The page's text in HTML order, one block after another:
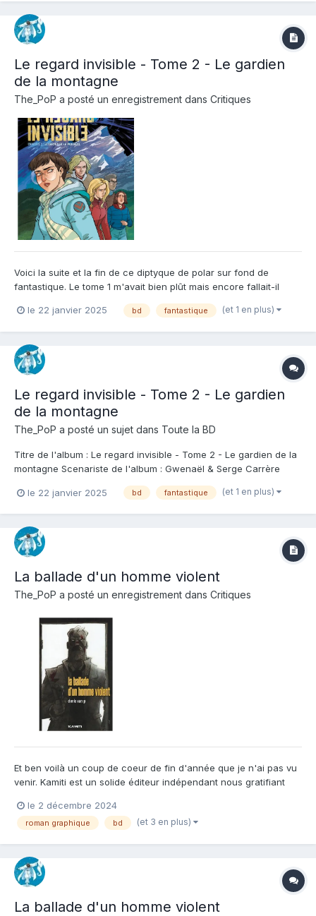
Le regard invisible - Tome 2 - Le gardien
de la montagne
The_PoP a posté un enregistrement dans Critiques
Voici la suite et la fin de ce diptyque de polar sur fond de
fantastique. Le tome 1 m'avait bien plût mais encore fallait-il
de suspens, c'est réussi, l'ambiance entre le petit village de
le 22 janvier 2025 bd fantastique (et 1 en plus)
Le regard invisible - Tome 2 - Le gardien
de la montagne
The_PoP a posté un sujet dans Toute la BD
Titre de l'album : Le regard invisible - Tome 2 - Le gardien de la
montagne Scenariste de l'album : Gwenaël & Serge Carrère
Editeur de l'album : Soleil Note : Résumé de l'album : Arrivés aux
le 22 janvier 2025 bd fantastique (et 1 en plus)
La ballade d'un homme violent
The_PoP a posté un enregistrement dans Critiques
Et ben voilà un coup de coeur de fin d'année que je n'ai pas vu
venir. Kamiti est un solide éditeur indépendant nous gratifiant
cap. Ne vous laissez pas rebuter par son aspect graphique
brutal, parfois confus et très particulier, o...
le 2 décembre 2024
roman graphique bd (et 3 en plus)
La ballade d'un homme violent